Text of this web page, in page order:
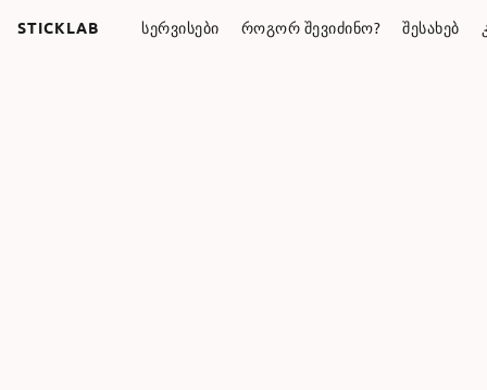
STICKLAB ᲡᲔᲠᲕᲘᲡᲔᲑᲘ ᲠᲝᲒᲝᲠ ᲨᲔᲕᲘᲫᲘᲜᲝ? ᲨᲔᲡᲐᲮᲔᲑ